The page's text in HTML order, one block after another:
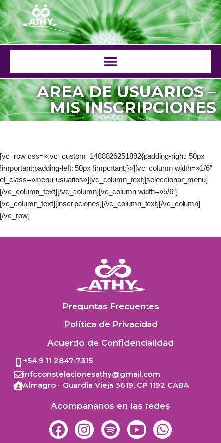
Saltar
al
contenido
AREA DE USUARIOS –
MIS INSCRIPCIONES
[vc_row css=».vc_custom_1488826251892{padding-right: 50px
!important;padding-left: 50px !important;}»][vc_column width=»1/6″
el_class=»menu-usuarios»][vc_column_text][seleccionar_menu]
[/vc_column_text][/vc_column][vc_column width=»5/6″]
[vc_column_text][inscripciones][/vc_column_text][/vc_column]
[/vc_row]
Preguntas Frecuentes
Política de Privacidad
Acuerdo de Confidencialidad
+54 9 11 2847-7315
infoconstelacionesathy@gmail.com
Almagro - Guardia Vieja 3619, CP 1192 CABA
Acompañanos en las redes